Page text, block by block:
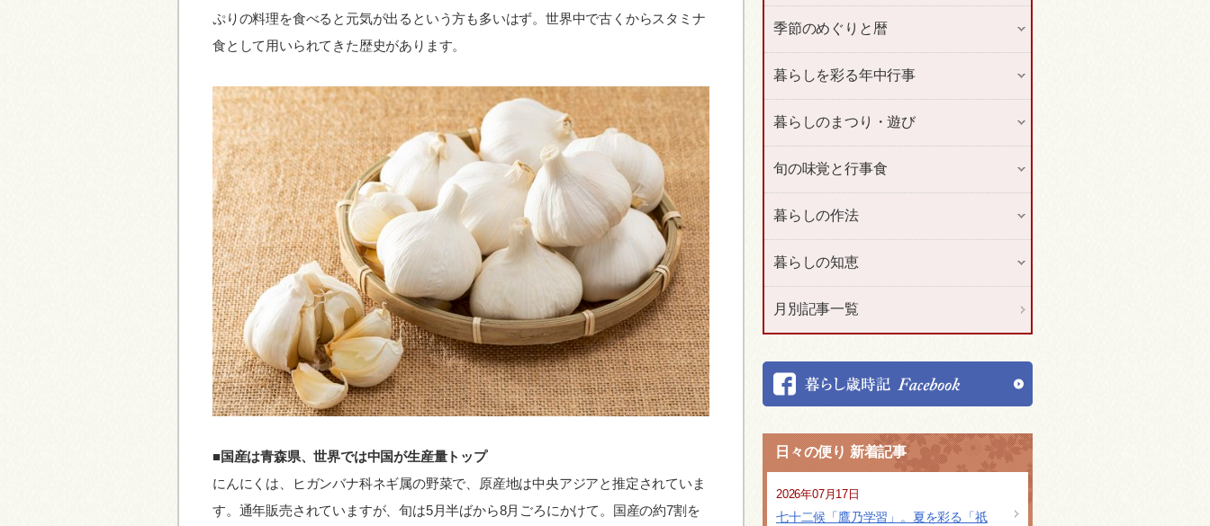
ぷりの料理を食べると元気が出るという方も多いはず。世界中で古くからスタミナ
食として用いられてきた歴史があります。
■国産は青森県、世界では中国が生産量トップ
にんにくは、ヒガンバナ科ネギ属の野菜で、原産地は中央アジアと推定されていま
す。通年販売されていますが、旬は5月半ばから8月ごろにかけて。国産の約7割を
季節のめぐりと暦
暮らしを彩る年中行事
暮らしのまつり・遊び
旬の味覚と行事食
暮らしの作法
暮らしの知恵
月別記事一覧
日々の便り 新着記事
2026年07月17日
七十二候「鷹乃学習」。夏を彩る「祇